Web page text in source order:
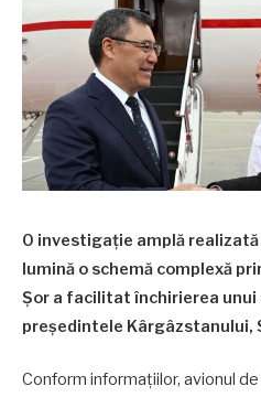
O investigație amplă
lumină o schemă complexă
Șor a facilitat închirierea unui
președintele Kârgâzstanului,
Conform informațiilor, avionul